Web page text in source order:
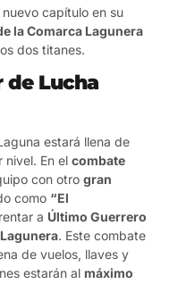
capítulo en su
la Comarca Lagunera
dos titanes.
de Lucha
estará llena de
nivel. En el combate
con otro gran
como “El
a Último Guerrero
. Este combate
de vuelos, llaves y
estarán al máximo